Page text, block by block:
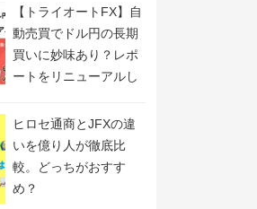
催！
【トライオートFX】自
動売買でドル円の長期
買いに妙味あり？レポ
ートをリニューアルし
ヒロセ通商とJFXの違
いを億り人が徹底比
較。どっちがおすす
め？